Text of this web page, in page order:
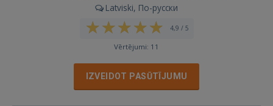
Latviski, По-русски
4,9 / 5
Vērtējumi: 11
IZVEIDOT PASŪTĪJUMU